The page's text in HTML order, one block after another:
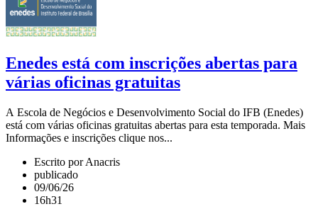
Enedes está com inscrições abertas para
várias oficinas gratuitas
A Escola de Negócios e Desenvolvimento Social do IFB (Enedes)
está com várias oficinas gratuitas abertas para esta temporada. Mais
Informações e inscrições clique nos...
Escrito por Anacris
publicado
09/06/26
16h31